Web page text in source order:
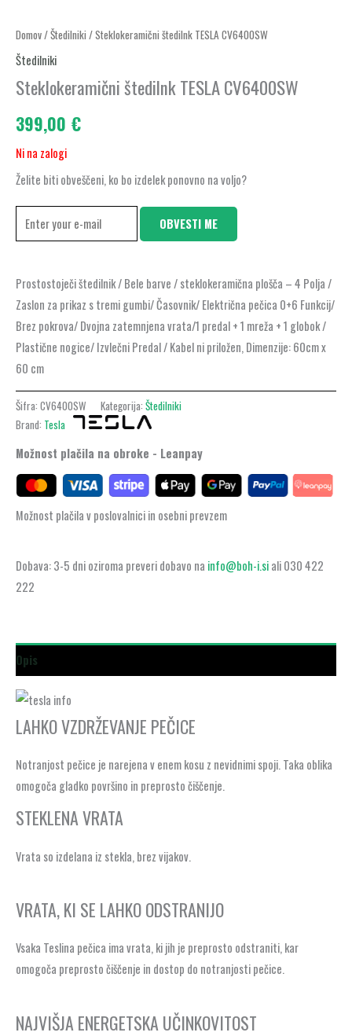
Domov/Štedilniki / Steklokeramični štedilnk TESLA CV6400SW
Štedilniki
Steklokeramični štedilnk TESLA CV6400SW
399,00 €
Ni na zalogi
Želite biti obveščeni, ko bo izdelek ponovno na voljo?
OBVESTI ME
Prostostoječi štedilnik / Bele barve / steklokeramična plošča – 4 Polja /
Zaslon za prikaz s tremi gumbi/ Časovnik/ Električna pečica 0+6 Funkcij/
Brez pokrova/ Dvojna zatemnjena vrata/1 predal + 1 mreža + 1 globok /
Plastične nogice/ Izvlečni Predal / Kabel ni priložen, Dimenzije: 60cm x
60 cm
Šifra: CV6400SW Kategorija: Štedilniki
Brand: Tesla
Možnost plačila na obroke - Leanpay
Možnost plačila v poslovalnici in osebni prevzem
Dobava: 3-5 dni oziroma preveri dobavo na info@boh-i.siali 030 422
222
Opis
LAHKO VZDRŽEVANJE PEČICE
Notranjost pečice je narejena v enem kosu z nevidnimi spoji. Taka oblika
omogoča gladko površino in preprosto čiščenje.
STEKLENA VRATA
Vrata so izdelana iz stekla, brez vijakov.
VRATA, KI SE LAHKO ODSTRANIJO
Vsaka Teslina pečica ima vrata, ki jih je preprosto odstraniti, kar
omogoča preprosto čiščenje in dostop do notranjosti pečice.
NAJVIŠJA ENERGETSKA UČINKOVITOST